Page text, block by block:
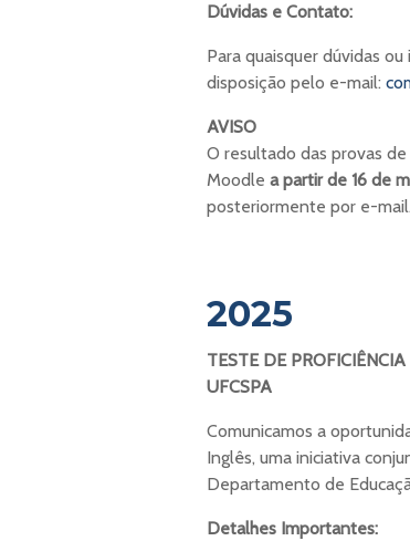
Dúvidas e Contato:
Para quaisquer dúvidas
disposição pelo e-mail:
AVISO
O resultado das provas
Moodle a partir de 16 de
posteriormente por e-mail.
2025
TESTE DE
UFCSPA
Comunicamos a
Inglês, uma iniciativa
Departamento de
Detalhes Importantes: